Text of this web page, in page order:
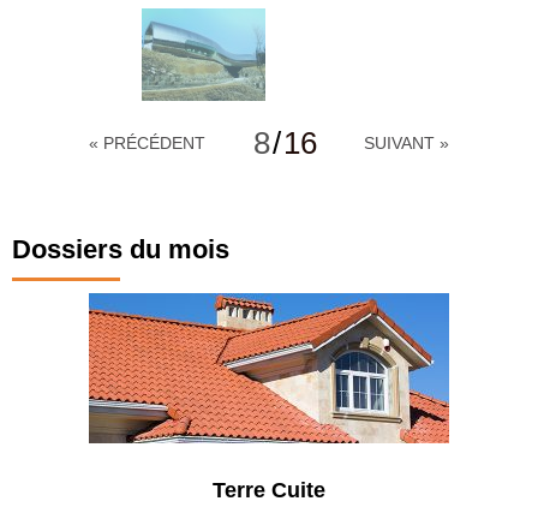
« PRÉCÉDENT 8/16 SUIVANT »
Dossiers du mois